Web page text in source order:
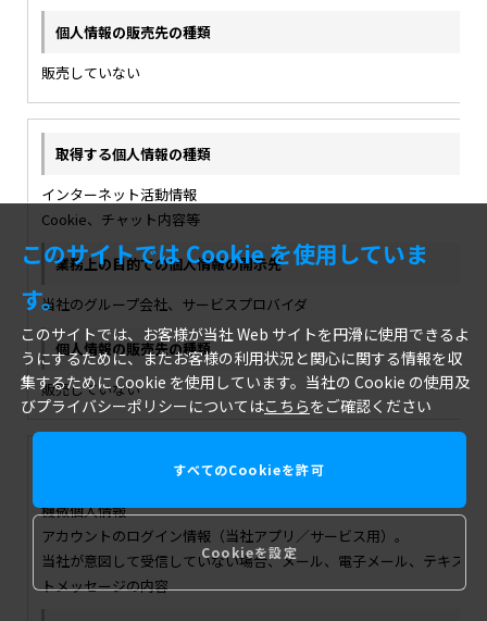
販売していない
インターネット活動情報
Cookie、チャット内容等
当社のグループ会社、サービスプロバイダ
販売していない
機微個人情報
アカウントのログイン情報（当社アプリ／サービス用）。
当社が意図して受信していない場合、メール、電子メール、テキス
トメッセージの内容
このサイトでは Cookie を使用していま
す。
このサイトでは、お客様が当社 Web サイトを円滑に使用できるよ
うにするために、またお客様の利用状況と関心に関する情報を収
集するために Cookie を使用しています。当社の Cookie の使用及
びプライバシーポリシーについてはこちらをご確認ください
すべてのCookieを許可
Cookieを設定